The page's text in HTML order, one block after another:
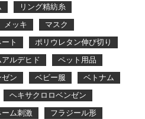
リング精紡糸
メッキ
マスク
ト
ポリウレタン伸び切り
ルデヒド
ペット用品
ン ベビー服
ベトナム
ヘキサクロロベンゼン
ム刺激
フラジール形